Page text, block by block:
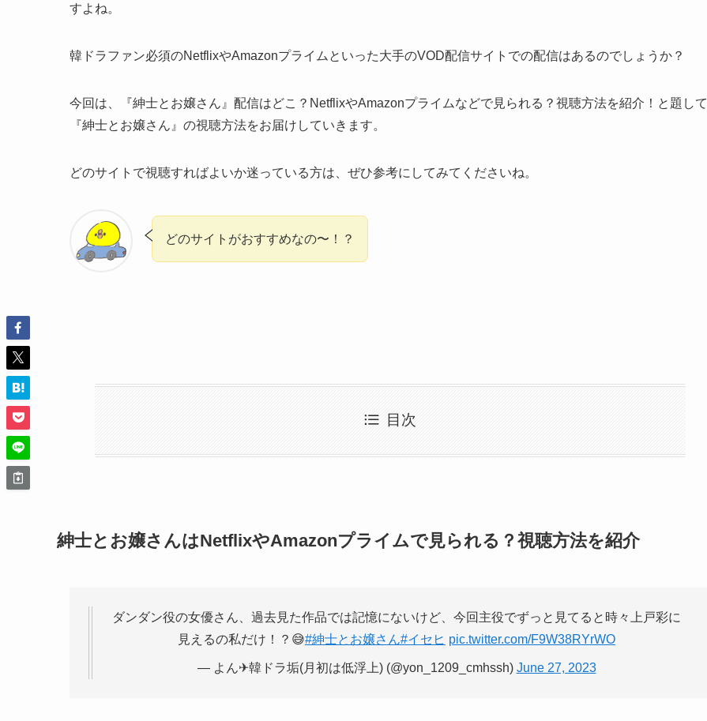
すよね。
韓ドラファン必須のNetflixやAmazonプライムといった大手のVOD配信サイトでの配信はあるのでしょうか？
今回は、 『紳士とお嬢さん』配信はどこ？NetflixやAmazonプライムなどで見られる？視聴方法を紹介！ と題して
『紳士とお嬢さん』の視聴方法をお届けしていきます。
どのサイトで視聴すればよいか迷っている方は、ぜひ参考にしてみてくださいね。
どのサイトがおすすめなの〜！？
目次
紳士とお嬢さんはNetflixやAmazonプライムで見られる？視聴方法を紹介
ダンダン役の女優さん、過去見た作品では記憶にないけど、今回主役でずっと見てると時々上戸彩に
見えるの私だけ！？😅#紳士とお嬢さん#イセヒ pic.twitter.com/F9W38RYrWO
— よん✈︎韓ドラ垢(月初は低浮上) (@yon_1209_cmhssh) June 27, 2023